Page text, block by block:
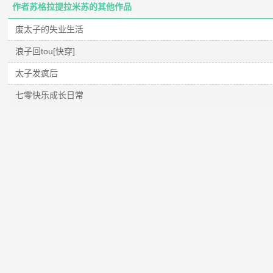
作者苏格拉提拉米苏的其他作品
废太子的失业生活
浪子回tou[快穿]
太子发疯后
七零快乐成长日常